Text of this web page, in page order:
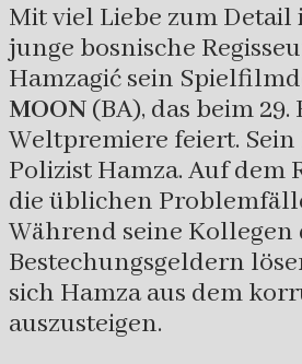
Mit viel Liebe zum
junge bosnische
Hamzagić sein
MOON(BA), das beim 29.
Weltpremiere feiert.
Polizist Hamza. Auf dem
die üblichen
Während seine Kollegen
Bestechungsgeldern
sich Hamza aus dem
auszusteigen.